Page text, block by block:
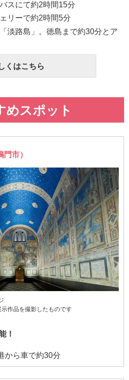
スにて約2時間15分
リーで約2時間5分
淡路島」。徳島まで約30分とア
くはこちら
めスポット
門市）
作品を撮影したものです
！
から車で約30分